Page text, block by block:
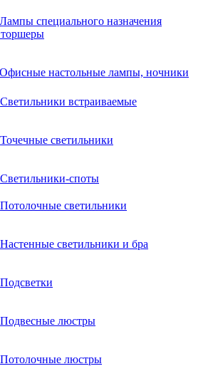
Лампы специального назначения
Офисные настольные лампы, ночники
Светильники встраиваемые
Точечные светильники
Светильники-споты
Потолочные светильники
Настенные светильники и бра
Подсветки
Подвесные люстры
Потолочные люстры